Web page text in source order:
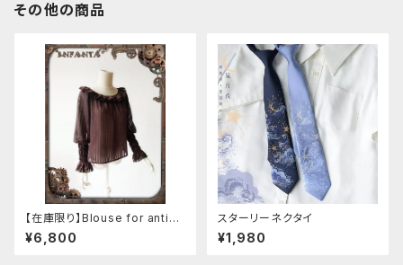
その他の商品
【在庫限り】Blouse for antiqu
e automaton
¥6,800
スターリーネクタイ
¥1,980